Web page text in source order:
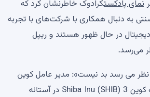
نمای پادکستکرادوک خاطرنشان کرد که
به دنبال همکاری با شرکت‌های با تجربه
در حال ظهور هستند و ریپل
می‌رسد.
نظر می رسد بد نیست»: مدیر عامل کوین
بیس می گوید بیت کوین Shiba Inu (SHIB) 3 در آستانه